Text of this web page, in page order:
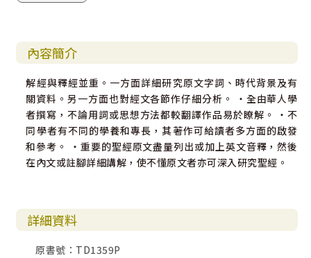
內容簡介
解經與釋經並重。一方面詳細研究原文字詞、時代背景及有
關資料。另一方面也對經文各節作仔細分析。 ‧全由華人學
者撰寫，不論用詞或思想方法都較翻譯作品易於瞭解。 ‧不
同學者有不同的學養和專長，其著作可給讀者多方面的啟發
和參考。 ‧重要的聖經原文盡量列出或加上英文音釋，然後
在內文或註腳詳細講解，使不懂原文者亦可深入研究聖經。
詳細資料
原書號：TD1359P